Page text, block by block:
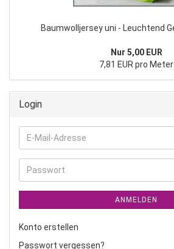
Baumwolljersey uni - Leuchtend
Nur 5,00 EUR
7,81 EUR pro Meter
Login
E-
Mail-
Adresse
Passwort
ANMELDEN
Konto erstellen
Passwort vergessen?